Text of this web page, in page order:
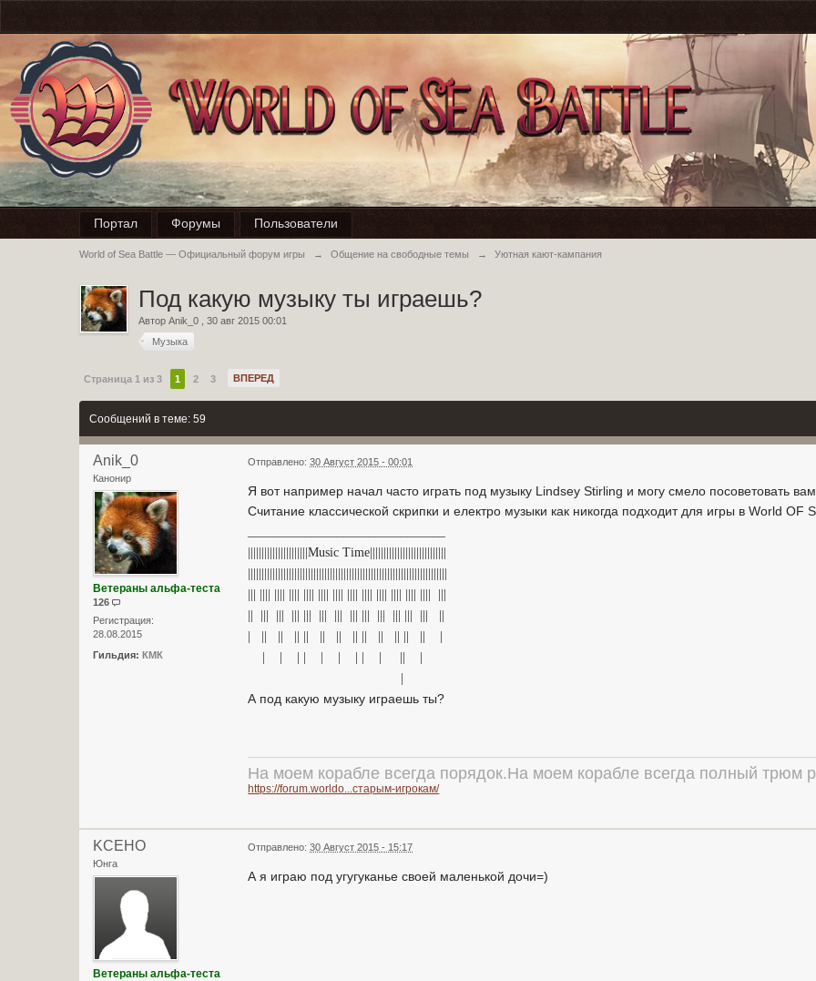
Портал Форумы Пользователи
World of Sea Battle — Официальный форум игры → Общение на свободные темы → Уютная кают-кампания
Под какую музыку ты играешь?
АвторAnik_0 ,30 авг 2015 00:01
Музыка
Страница 1 из 3 1 2 3 ВПЕРЕД
Сообщений в теме: 59
Anik_0 Отправлено:30 Август 2015 - 00:01
Канонир
Ветераны альфа-теста
126
Регистрация:
28.08.2015
Гильдия: КМК
Я вот например начал часто играть под музыку Lindsey Stirling и могу смело посоветовать вам
Считание классической скрипки и електро музыки как никогда подходит для игры в World OF
||||||||||||||||||||||Music Time||||||||||||||||||||||||||||
А под какую музыку играешь ты?
На моем корабле всегда порядок.На моем корабле всегда полный трюм
https://forum.worldo...старым-игрокам/
KCEHO Отправлено:30 Август 2015 - 15:17
Юнга
Ветераны альфа-теста
А я играю под угугуканье своей маленькой дочи=)